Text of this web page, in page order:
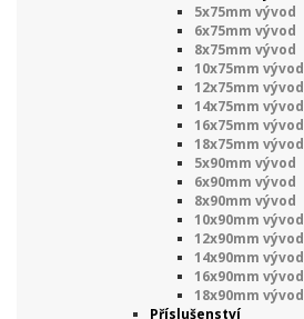
5x75mm vývod
6x75mm vývod
8x75mm vývod
10x75mm vývod
12x75mm vývod
14x75mm vývod
16x75mm vývod
18x75mm vývod
5x90mm vývod
6x90mm vývod
8x90mm vývod
10x90mm vývod
12x90mm vývod
14x90mm vývod
16x90mm vývod
18x90mm vývod
Příslušenství